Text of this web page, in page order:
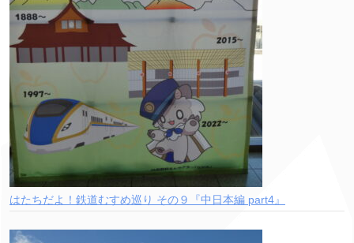
はたちだよ！鉄道むすめ巡り その９『中日本編 part4』